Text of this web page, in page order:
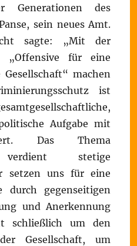
Generationen des
sein neues Amt.
sagte: „Mit der
„Offensive für eine
machen
ist
Aufgabe mit
Das Thema
verdient stetige
setzen uns für eine
durch gegenseitigen
und Anerkennung
schließlich um den
Gesellschaft, um